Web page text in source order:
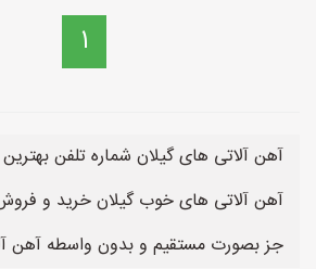
1
آهن آلاتی های گیلان شماره تلفن
آهن آلاتی های خوب گیلان خرید و
جز بصورت مستقیم و بدون واسطه آهن